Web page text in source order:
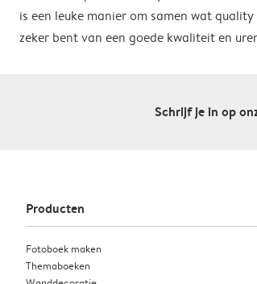
is een leuke manier om samen wat
zeker bent van een goede kwaliteit en
Schrijf je in op
Producten
Fotoboek maken
Themaboeken